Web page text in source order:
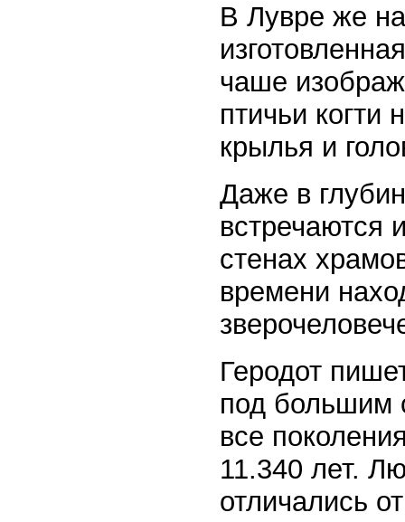
В Лувре же
чаше
птичьи когти
крылья и
Даже в
встречаются
стенах
времени
Геродот
под большим
все
11.340 лет.
отличались